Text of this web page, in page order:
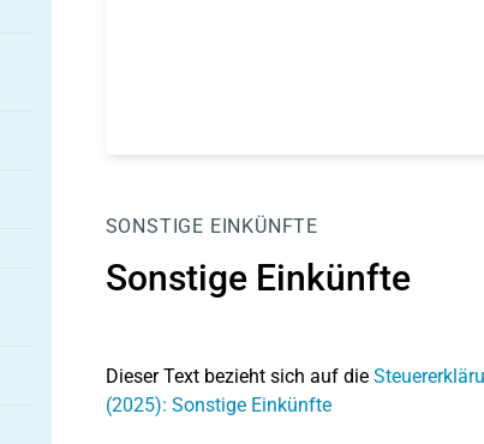
SONSTIGE EINKÜNFTE
Sonstige Einkünfte
Dieser Text bezieht sich auf die
(2025): Sonstige Einkünfte